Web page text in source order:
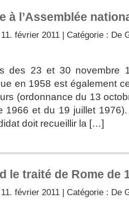
à l’Assemblée
février 2011 | Catégorie : De
des 23 et 30 novembre
en 1958 est également
(ordonnance du 13
1966 et du 19 juillet
doit recueillir la […]
le traité de Rome de
février 2011 | Catégorie : De